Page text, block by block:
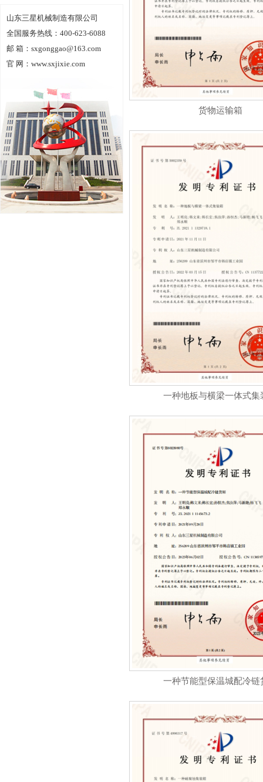
山东三星机械制造有限公司
全国服务热线：400-623-6088
邮 箱：sxgonggao@163.com
官 网：www.sxjixie.com
货物运输箱
一种地板与横梁一体式集
一种节能型保温城配冷链